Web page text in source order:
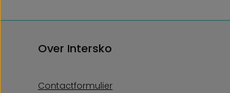
Over Intersko
Contactformulier